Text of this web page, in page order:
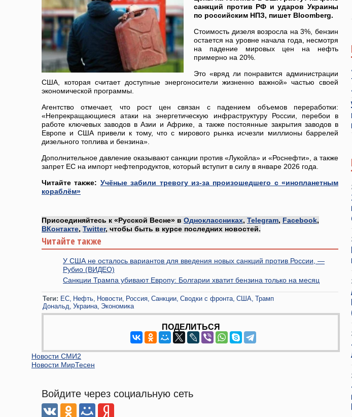
санкций против РФ и ударов Украины
по российским НПЗ, пишет Bloomberg.
Стоимость дизеля возросла на 3%, бензин
остается на уровне начала года, несмотря
на падение мировых цен на нефть
примерно на 20%.
Это «вряд ли понравится администрации
США, которая считает доступные энергоносители жизненно важной» частью своей
экономической программы.
Агентство отмечает, что рост цен связан с падением объемов переработки:
«Непрекращающиеся атаки на энергетическую инфраструктуру России, перебои в
работе ключевых заводов в Азии и Африке, а также постоянные закрытия заводов в
Европе и США привели к тому, что с мирового рынка исчезли миллионы баррелей
дизельного топлива и бензина».
Дополнительное давление оказывают санкции против «Лукойла» и «Роснефти», а также
запрет ЕС на импорт нефтепродуктов, который вступит в силу в январе 2026 года.
Читайте также: Учёные забили тревогу из-за произошедшего с «инопланетным
кораблём»
Присоединяйтесь к «Русской Весне» в Одноклассниках, Telegram, Facebook,
ВКонтакте, Twitter, чтобы быть в курсе последних новостей.
Читайте также
У США не осталось вариантов для введения новых санкций против России, —
Рубио (ВИДЕО)
Санкции Трампа убивают Европу: Болгарии хватит бензина только на месяц
Теги: ЕС Нефть Новости Россия Санкции Сводки с фронта США Трамп
Дональд Украина Экономика
ПОДЕЛИТЬСЯ
Новости СМИ2
Новости МирТесен
Войдите через социальную сеть